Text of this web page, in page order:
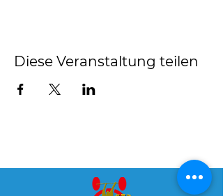
Diese Veranstaltung teilen